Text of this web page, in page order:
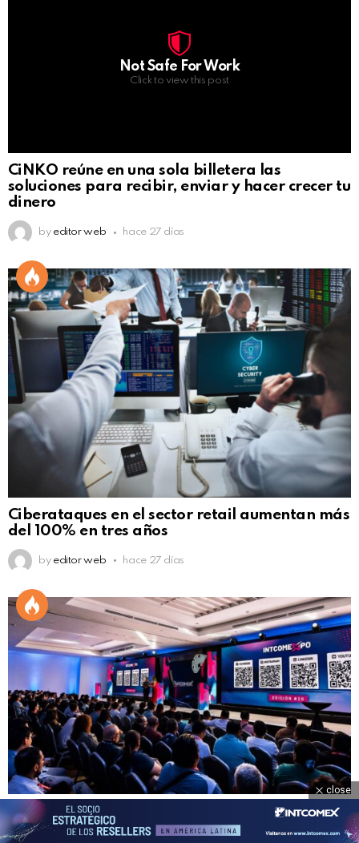
Not Safe For Work
Click to view this post
CiNKO reúne en una sola billetera las
soluciones para recibir, enviar y hacer crecer tu
dinero
by editor web hace 27 días
Ciberataques en el sector retail aumentan más
del 100% en tres años
by editor web hace 27 días
Más de 1100 asistentes consolidan la vigésima
edición de Intcomexpo El Salvador como el
close